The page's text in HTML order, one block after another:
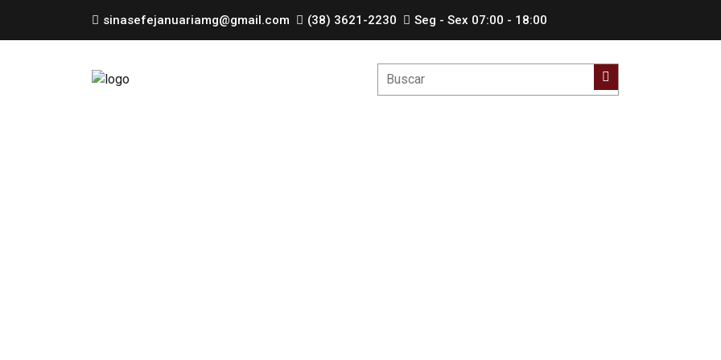
sinasefejanuariamg@gmail.com (38) 3621-2230 Seg - Sex 07:00 - 18:00